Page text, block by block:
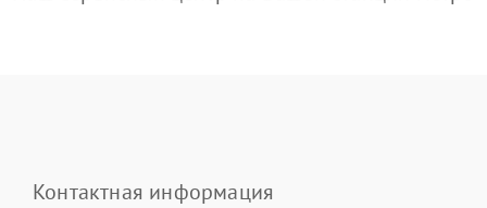
Контактная информация